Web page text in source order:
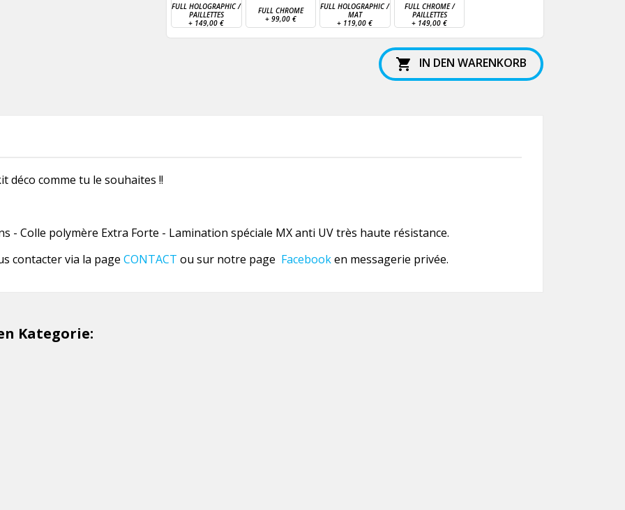
FULL HOLOGRAPHIC /
PAILLETTES
+ 149,00 €
FULL CHROME
+ 99,00 €
FULL HOLOGRAPHIC /
MAT
+ 119,00 €
FULL CHROME /
PAILLETTES
+ 149,00 €
 IN DEN WARENKORB
déco comme tu le souhaites !!
- Colle polymère Extra Forte - Lamination spéciale MX anti UV très haute résistance.
contacter via la page CONTACT ou sur notre page Facebooken messagerie privée.
Kategorie: